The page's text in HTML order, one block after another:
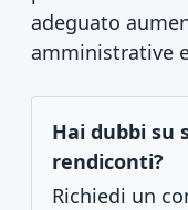
adeguato
amministrative
Hai dubbi su
rendiconti?
Richiedi un